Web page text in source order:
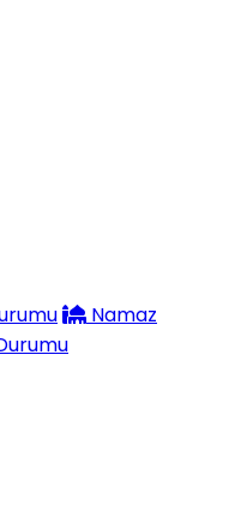
Namaz